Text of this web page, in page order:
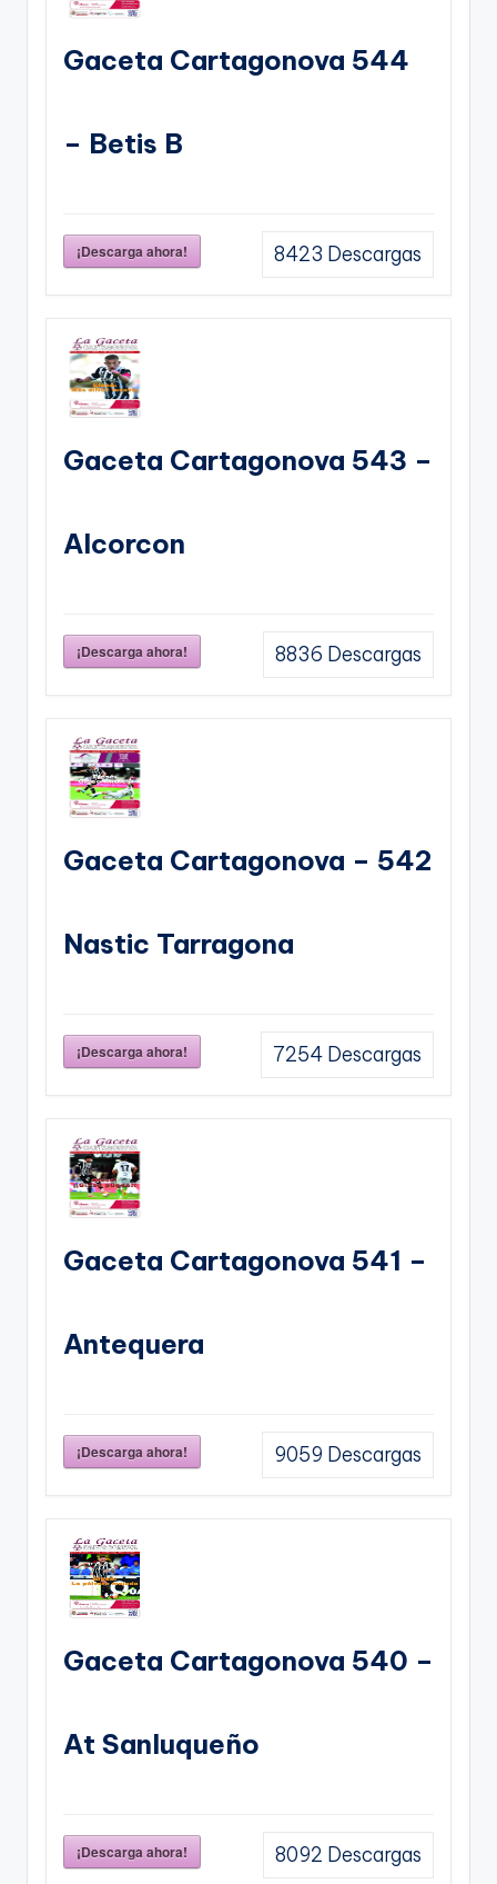
Gaceta Cartagonova 544
– Betis B
¡Descarga ahora! 8423 Descargas
Gaceta Cartagonova 543 –
Alcorcon
¡Descarga ahora! 8836 Descargas
Gaceta Cartagonova – 542
Nastic Tarragona
¡Descarga ahora! 7254 Descargas
Gaceta Cartagonova 541 –
Antequera
¡Descarga ahora! 9059 Descargas
Gaceta Cartagonova 540 –
At Sanluqueño
¡Descarga ahora! 8092 Descargas